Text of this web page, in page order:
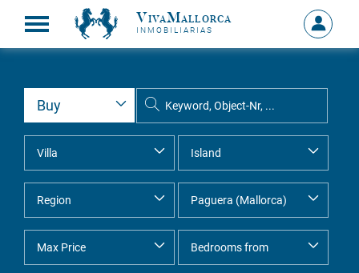
VivaMallorca
INMOBILIARIAS
Sign
in
MY